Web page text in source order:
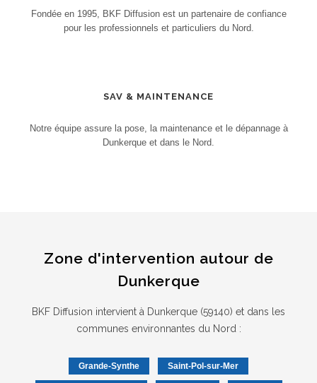
Fondée en 1995, BKF Diffusion est un partenaire de confiance
pour les professionnels et particuliers du Nord.
SAV & MAINTENANCE
Notre équipe assure la pose, la maintenance et le dépannage à
Dunkerque et dans le Nord.
Zone d'intervention autour de
Dunkerque
BKF Diffusion intervient à Dunkerque (59140) et dans les
communes environnantes du Nord :
Grande-Synthe Saint-Pol-sur-Mer